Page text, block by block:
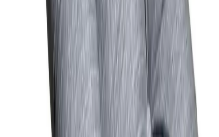
Ev Dekorasyonunda Pişmanlık Yaratan Tavsiyeler
ve Doğru Yaklaşımlar
Ev dekorasyonunda yaygın tavsiyelerin neden pişmanlık
yaratabileceği, malzeme seçimi, renk tercihleri ve işçilik gibi önemli
detaylar kullanıcı deneyimleriyle ele alınıyor.
Daha fazla bilgi edinin